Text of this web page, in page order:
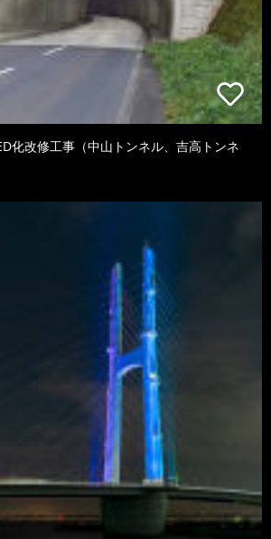
化改修工事（中山トンネル、吉高トンネ